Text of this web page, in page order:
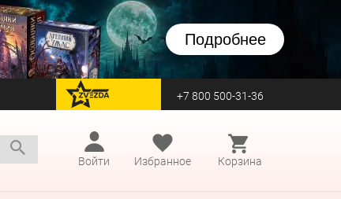
Подробнее
перейти на Zvezda +7 800 500-31-36
Войти
Избранное Корзина